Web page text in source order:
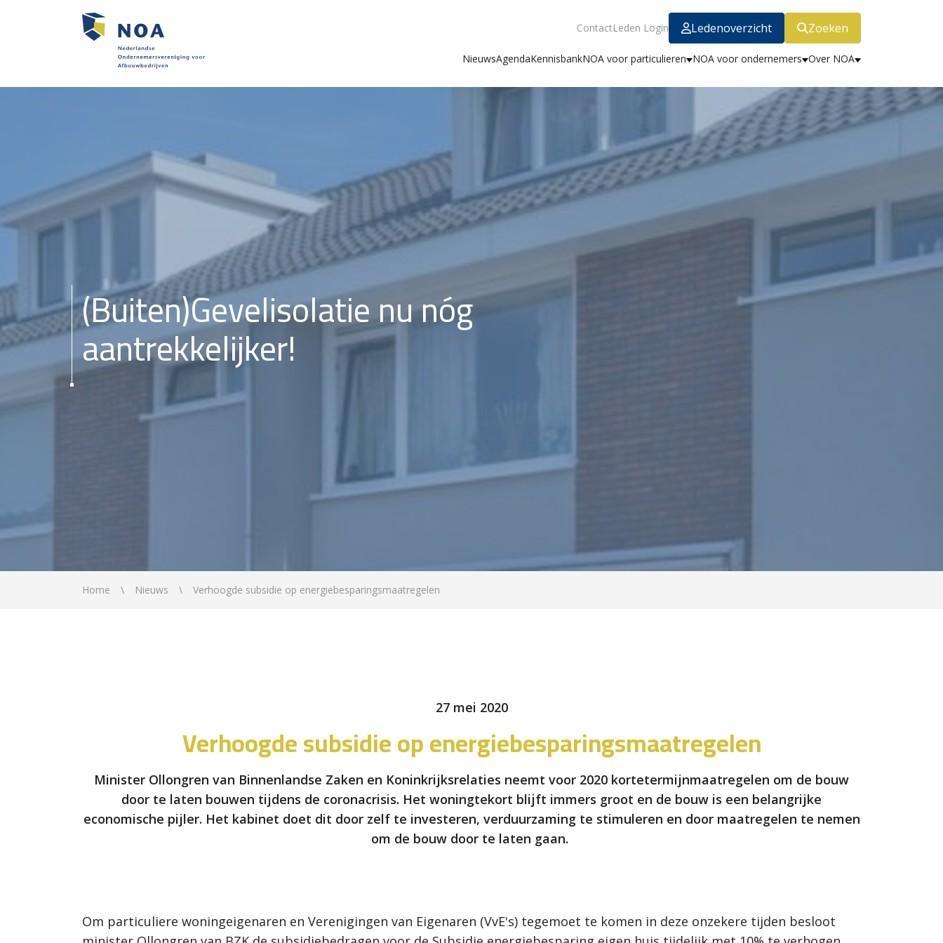
ContactLeden Login Ledenoverzicht Zoeken
NieuwsAgendaKennisbankNOA voor particulieren NOA voor ondernemers Over NOA
(Buiten)Gevelisolatie nu nóg
aantrekkelijker!
Home Nieuws Verhoogde subsidie op energiebesparingsmaatregelen
27 mei 2020
Verhoogde subsidie op energiebesparingsmaatregelen
Minister Ollongren van Binnenlandse Zaken en Koninkrijksrelaties neemt voor 2020 kortetermijnmaatregelen om de bouw
door te laten bouwen tijdens de coronacrisis. Het woningtekort blijft immers groot en de bouw is een belangrijke
economische pijler. Het kabinet doet dit door zelf te investeren, verduurzaming te stimuleren en door maatregelen te nemen
om de bouw door te laten gaan.
Om particuliere woningeigenaren en Verenigingen van Eigenaren (VvE's) tegemoet te komen in deze onzekere tijden besloot